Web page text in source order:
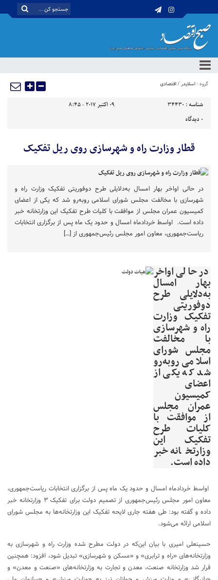
گروه : اسلایدر/اقتصادی
شناسه : 34430
09 اکتبر 2017 - 8:45
0 دیدگاه
قطار وزارت راه‌ و شهرسازی روی ریل تفکیک
در حالی اواخر بهار امسال به‌دلایلی طرح دوفوریتی تفکیک وزارت راه و
شهرسازی با مخالفت مجلس شورای اسلامی روبه‌رو شد که یکی از اعضای
کمیسیون عمران مجلس از موافقت با کلیات طرح تفکیک این وزارتخانه خبر
داده است. اواسط خردادماه امسال و حدود یک ماه پس از برگزاری انتخابات
ریاست‌جمهوری، معاون امور مجلس رئیس‌جمهوری از […]
در حالی اواخر
بهار امسال
به‌دلایلی طرح
دوفوریتی
تفکیک وزارت
راه و شهرسازی
با مخالفت
مجلس شورای
اسلامی روبه‌رو
شد که یکی از
اعضای
کمیسیون
عمران مجلس
از موافقت با
کلیات طرح
تفکیک این
وزارتخانه خبر
داده است.
اواسط خردادماه امسال و حدود یک ماه پس از برگزاری انتخابات ریاست‌جمهوری،
معاون امور مجلس رئیس‌جمهوری از تصمیم دولت برای تفکیک ۳ وزارتخانه خبر
داده و گفته بود: طی هفته جاری لایحه تفکیک این وزارتخانه‌ها به مجلس شورای
اسلامی ارائه می‌شود.
حسینعلی امیری با بیان این‌که در دولت مطرح شده وزارت راه و شهرسازی به
وزارتخانه‌های «راه و ترابری» و «مسکن و شهرسازی» تبدیل شود، افزود:‌ همچنین
قرار شد وزارتخانه صنعت، معدن و تجارت به وزارتخانه‌های «صنعت و معدن» و